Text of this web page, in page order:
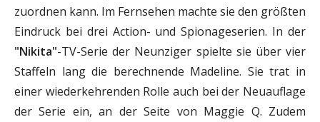
zuordnen kann. Im Fernsehen machte sie den größten
Eindruck bei drei Action- und Spionageserien. In der
"Nikita"-TV-Serie der Neunziger spielte sie über vier
Staffeln lang die berechnende Madeline. Sie trat in
einer wiederkehrenden Rolle auch bei der Neuauflage
der Serie ein, an der Seite von Maggie Q. Zudem